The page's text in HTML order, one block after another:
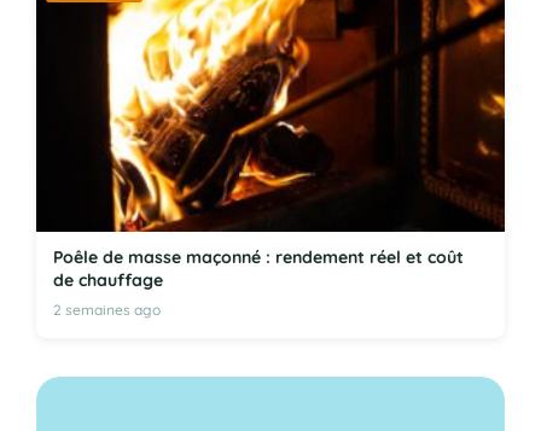
Poêle de masse maçonné : rendement réel et coût
de chauffage
2 semaines ago